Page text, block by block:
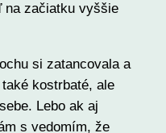
na začiatku vyššie
si zatancovala a
kostrbaté, ale
Lebo ak aj
s vedomím, že